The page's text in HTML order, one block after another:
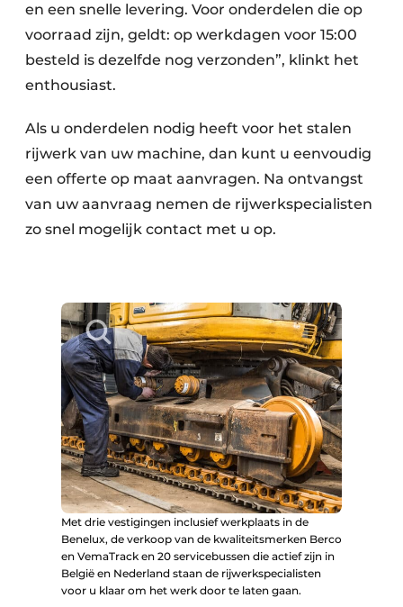
en een snelle levering. Voor onderdelen die op
voorraad zijn, geldt: op werkdagen voor 15:00
besteld is dezelfde nog verzonden”, klinkt het
enthousiast.
Als u onderdelen nodig heeft voor het stalen
rijwerk van uw machine, dan kunt u eenvoudig
een offerte op maat aanvragen. Na ontvangst
van uw aanvraag nemen de rijwerkspecialisten
zo snel mogelijk contact met u op.
Met drie vestigingen inclusief werkplaats in de
Benelux, de verkoop van de kwaliteitsmerken Berco
en VemaTrack en 20 servicebussen die actief zijn in
België en Nederland staan de rijwerkspecialisten
voor u klaar om het werk door te laten gaan.